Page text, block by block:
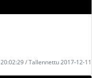
/ Tallennettu 2017-12-11